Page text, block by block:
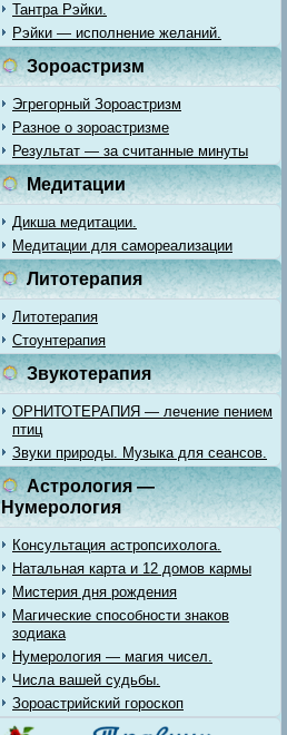
Тантра Рэйки.
Рэйки — исполнение желаний.
Зороастризм
Эгрегорный Зороастризм
Разное о зороастризме
Результат — за считанные минуты
Медитации
Дикша медитации.
Медитации для самореализации
Литотерапия
Литотерапия
Стоунтерапия
Звукотерапия
ОРНИТОТЕРАПИЯ — лечение пением
птиц
Звуки природы. Музыка для сеансов.
Астрология —
Нумерология
Консультация астропсихолога.
Натальная карта и 12 домов кармы
Мистерия дня рождения
Магические способности знаков
зодиака
Нумерология — магия чисел.
Числа вашей судьбы.
Зороастрийский гороскоп